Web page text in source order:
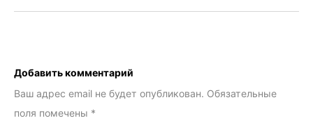
Добавить комментарий
Ваш адрес email не будет опубликован. Обязательные
поля помечены *